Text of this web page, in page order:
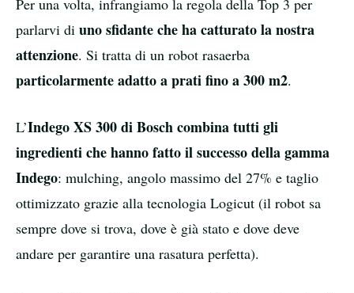
Per una volta, infrangiamo la regola della Top 3 per
parlarvi di uno sfidante che ha catturato la nostra
attenzione. Si tratta di un robot rasaerba
particolarmente adatto a prati fino a 300 m2.
L’Indego XS 300 di Bosch combina tutti gli
ingredienti che hanno fatto il successo della gamma
Indego: mulching, angolo massimo del 27% e taglio
ottimizzato grazie alla tecnologia Logicut (il robot sa
sempre dove si trova, dove è già stato e dove deve
andare per garantire una rasatura perfetta).